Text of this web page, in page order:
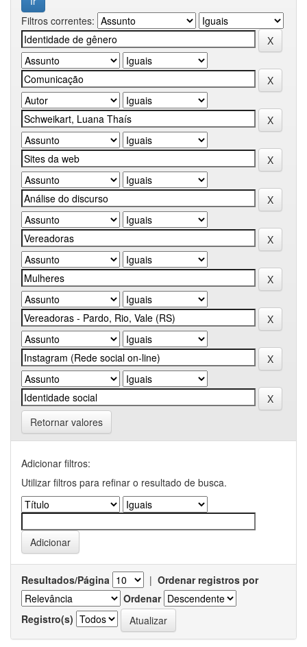
Filtros correntes:
Retornar valores
Adicionar filtros:
Utilizar filtros para refinar o resultado de busca.
Resultados/Página | Ordenar registros por
Ordenar
Registro(s)